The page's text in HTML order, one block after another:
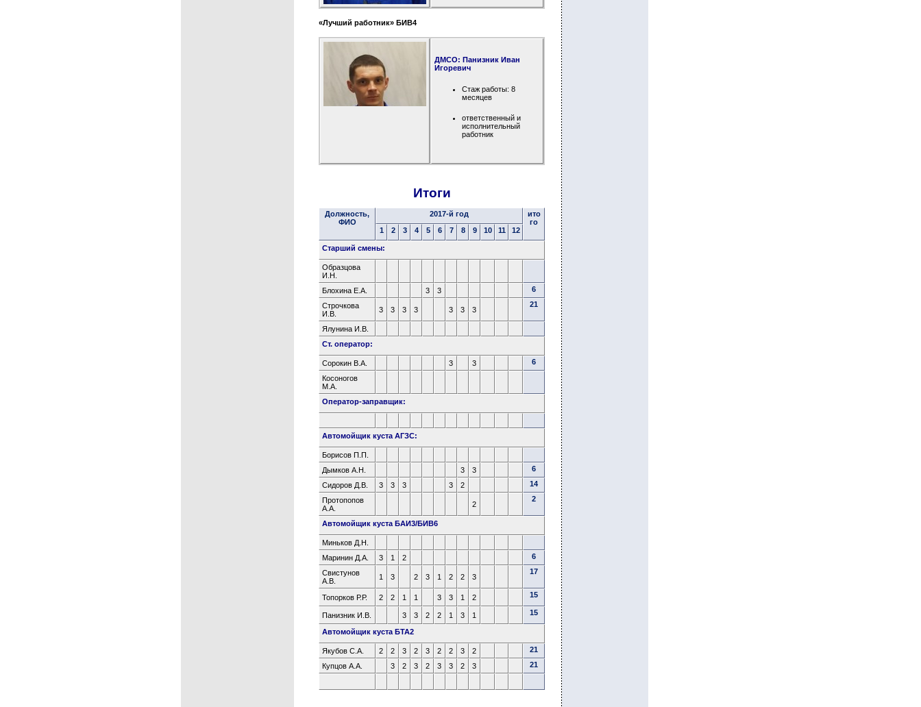
«Лучший работник» БИВ4
ДМСО: Панизник Иван
Игоревич
Стаж работы: 8
месяцев
ответственный и
исполнительный
работник
Итоги
Должность,
ФИО
2017-й год
ито
го
1
2 3 4 5 6 7 8 9 10 11 12
Старший смены:
Образцова
И.Н.
Блохина Е.А.
3 3
6
Строчкова
И.В.
3 3 3 3 3 3 3
21
Ялунина И.В.
Ст. оператор:
Сорокин В.А. 3 3
6
Косоногов
М.А.
Оператор-заправщик:
Автомойщик куста АГЗС:
Борисов П.П.
Дымков А.Н.
3 3
6
Сидоров Д.В.
3 3 3 3 2
14
Протопопов
А.А.
2
2
Автомойщик куста БАИ3/БИВ6
Миньков Д.Н.
Маринин Д.А.
3 1 2
6
Свистунов
А.В.
1 3 2 3 1 2 2 3
17
Топорков Р.Р. 2 2 1 1 3 3 1 2 15
Панизник И.В. 3 3 2 2 1 3 1 15
Автомойщик куста БТА2
Якубов С.А. 2 2 3 2 3 2 2 3 2
21
Купцов А.А.
3 2 3 2 3 3 2 3 21